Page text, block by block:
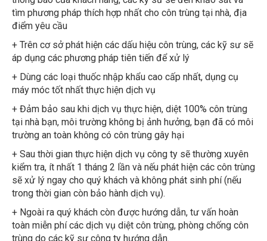
tìm phương pháp thích hợp nhất cho côn trùng tại nhà, địa
điểm yêu cầu
+ Trên cơ sở phát hiện các dấu hiệu côn trùng, các kỹ sư sẽ
áp dụng các phương pháp tiên tiến để xử lý
+ Dùng các loại thuốc nhập khẩu cao cấp nhất, dụng cụ
máy móc tốt nhất thực hiện dịch vụ
+ Đảm bảo sau khi dịch vụ thực hiện, diệt 100% côn trùng
tại nhà bạn, môi trường không bị ảnh hưởng, bạn đã có môi
trường an toàn không có côn trùng gây hại
+ Sau thời gian thực hiện dịch vụ công ty sẽ thường xuyên
kiểm tra, ít nhất 1 tháng 2 lần và nếu phát hiện các côn trùng
sẽ xử lý ngay cho quý khách và không phát sinh phí (nếu
trong thời gian còn bảo hành dịch vụ).
+ Ngoài ra quý khách còn được hướng dẫn, tư vấn hoàn
toàn miễn phí các dịch vụ diệt côn trùng, phòng chống côn
trùng do các kỹ sư công ty hướng dẫn.